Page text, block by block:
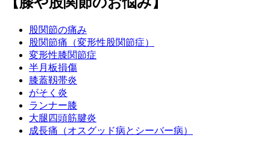
股関節の痛み
股関節痛（変形性股関節症）
変形性膝関節症
半月板損傷
膝蓋靱帯炎
がそく炎
ランナー膝
大腿四頭筋腱炎
成長痛（オスグッド病とシーバー病）